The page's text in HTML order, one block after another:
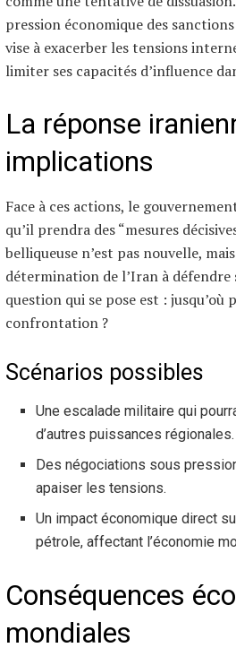
pression économique des
vise à exacerber les tensions
limiter ses capacités d’influence
La réponse
implications
Face à ces actions, le
qu’il prendra des “mesures
belliqueuse n’est pas nouvelle,
détermination de l’Iran à défendre
question qui se pose est :
confrontation ?
Scénarios possibles
Une escalade militaire qui
d’autres puissances régionales.
Des négociations sous
apaiser les tensions.
Un impact économique direct
pétrole, affectant l’économie
Conséquences
mondiales